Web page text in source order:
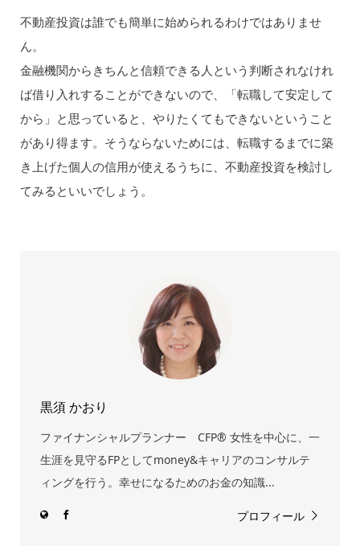
不動産投資は誰でも簡単に始められるわけではありませ
ん。
金融機関からきちんと信頼できる人という判断されなけれ
ば借り入れすることができないので、「転職して安定して
から」と思っていると、やりたくてもできないということ
があり得ます。そうならないためには、転職するまでに築
き上げた個人の信用が使えるうちに、不動産投資を検討し
てみるといいでしょう。
黒須 かおり
ファイナンシャルプランナー CFP® 女性を中心に、一
生涯を見守るFPとしてmoney&キャリアのコンサルテ
ィングを行う。幸せになるためのお金の知識...
プロフィール